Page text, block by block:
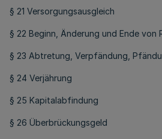
§ 21 Versorgungsausgleich
§ 22 Beginn, Änderung und Ende von
§ 23 Abtretung, Verpfändung,
§ 24 Verjährung
§ 25 Kapitalabfindung
§ 26 Überbrückungsgeld